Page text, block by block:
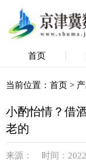
首页
当前位置： 首页 >
小酌怡情？借
老的
来源： 时间：